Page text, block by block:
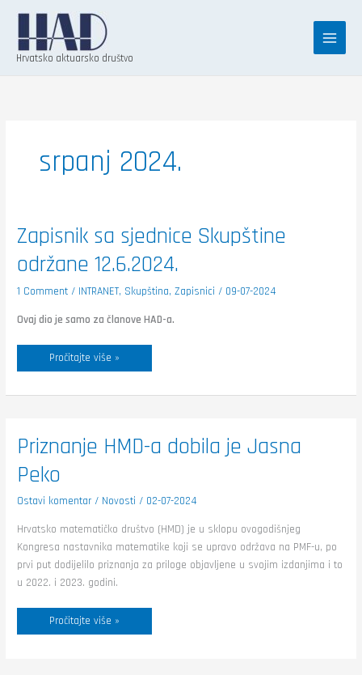
content
Hrvatsko aktuarsko društvo
srpanj 2024.
Zapisnik sa sjednice Skupštine
održane 12.6.2024.
1 Comment / INTRANET, Skupština,Zapisnici / 09-07-2024
Ovaj dio je samo za članove HAD-a.
Zapisnik
sa
Skupštine
održane
Pročitajte više »
Priznanje HMD-a dobila je Jasna
Peko
Ostavi komentar / Novosti / 02-07-2024
Hrvatsko matematičko društvo (HMD) je u sklopu ovogodišnjeg
Kongresa nastavnika matematike koji se upravo održava na PMF-u, po
prvi put dodijelilo priznanja za priloge objavljene u svojim izdanjima i to
u 2022. i 2023. godini.
Priznanje
HMD-
a
dobila
je
Peko
Pročitajte više »
K
t